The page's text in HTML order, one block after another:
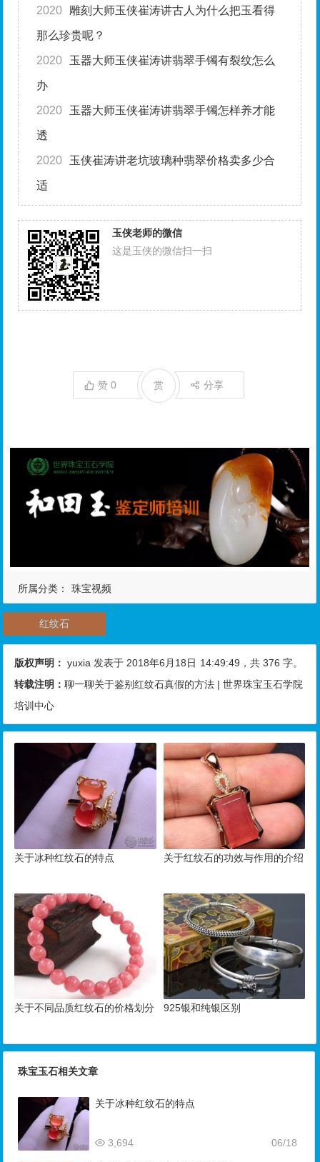
2020 雕刻大师玉侠崔涛讲古人为什么把玉看得
那么珍贵呢？
2020 玉器大师玉侠崔涛讲翡翠手镯有裂纹怎么
办
2020 玉器大师玉侠崔涛讲翡翠手镯怎样养才能
透
2020 玉侠崔涛讲老坑玻璃种翡翠价格卖多少合
适
玉侠老师的微信
这是玉侠的微信扫一扫
赞0 分享
赏
所属分类： 珠宝视频
红纹石
版权声明： yuxia 发表于 2018年6月18日 14:49:49 ，共 376 字。
转载注明：聊一聊关于鉴别红纹石真假的方法 | 世界珠宝玉石学院
培训中心
关于冰种红纹石的特点 关于红纹石的功效与作用的介绍
关于不同品质红纹石的价格划分 925银和纯银区别
珠宝玉石相关文章
关于冰种红纹石的特点
06/18
3,694